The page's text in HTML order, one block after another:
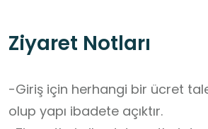
Ziyaret Notları
-Giriş için herhangi bir ücret
olup yapı ibadete açıktır.